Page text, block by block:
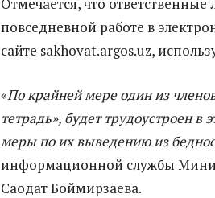
повседневной работе в
сайте sakhovat.argos.uz,
«По крайней мере один из
тетрадь», будет трудоустроен
меры по их выведению из
информационной службы
Саодат Боймирзаева.